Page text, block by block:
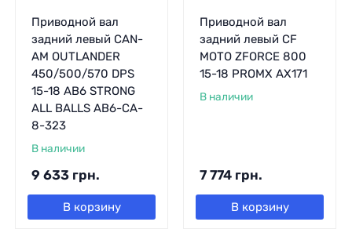
Приводной вал
задний левый CAN-
AM OUTLANDER
450/500/570 DPS
15-18 AB6 STRONG
ALL BALLS AB6-CA-
8-323
В наличии
9 633 грн.
В корзину
Приводной вал
задний левый CF
MOTO ZFORCE 800
15-18 PROMX AX171
В наличии
7 774 грн.
В корзину